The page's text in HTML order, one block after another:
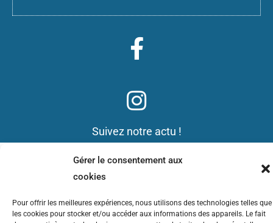
Gérer le consentement aux
cookies
Pour offrir les meilleures expériences, nous utilisons des technologies telles que
les cookies pour stocker et/ou accéder aux informations des appareils. Le fait
Suivez notre actu !
Mentions légales
Données personnelles ( RGPD)